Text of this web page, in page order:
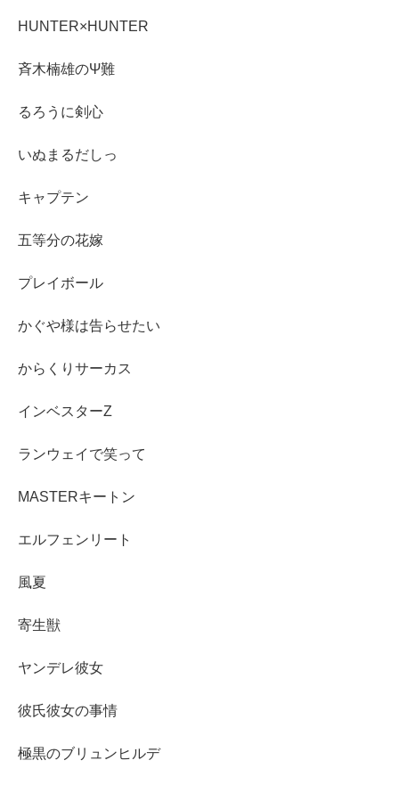
HUNTER×HUNTER
斉木楠雄のΨ難
るろうに剣心
いぬまるだしっ
キャプテン
五等分の花嫁
プレイボール
かぐや様は告らせたい
からくりサーカス
インベスターZ
ランウェイで笑って
MASTERキートン
エルフェンリート
風夏
寄生獣
ヤンデレ彼女
彼氏彼女の事情
極黒のブリュンヒルデ